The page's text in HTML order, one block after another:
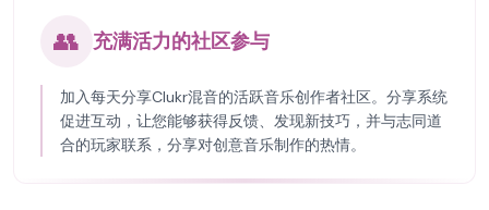
👥 充满活力的社区参与
加入每天分享Clukr混音的活跃音乐创作者社区。分享系统
促进互动，让您能够获得反馈、发现新技巧，并与志同道
合的玩家联系，分享对创意音乐制作的热情。